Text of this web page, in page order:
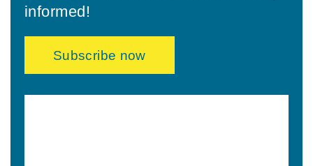
informed!
Subscribe now